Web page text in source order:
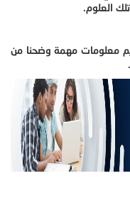
العلوم.
معلومات مهمة وضحنا من